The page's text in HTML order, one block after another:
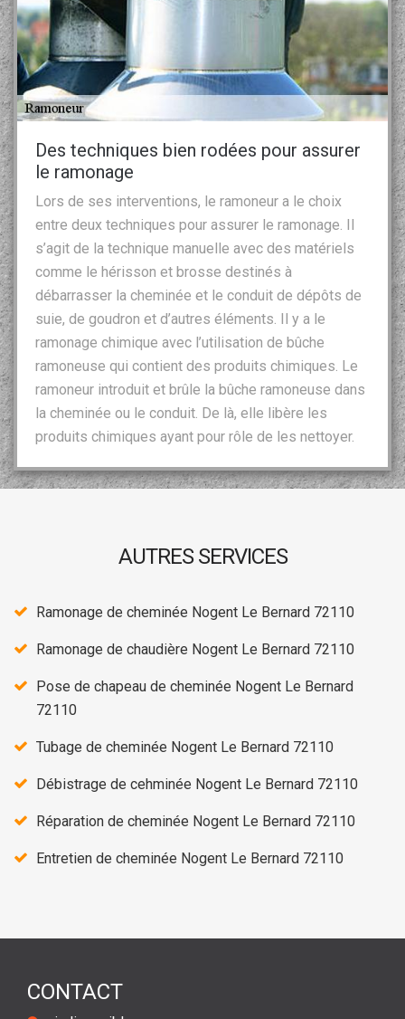
Des techniques bien rodées pour assurer
le ramonage
Lors de ses interventions, le ramoneur a le choix
entre deux techniques pour assurer le ramonage. Il
s’agit de la technique manuelle avec des matériels
comme le hérisson et brosse destinés à
débarrasser la cheminée et le conduit de dépôts de
suie, de goudron et d’autres éléments. Il y a le
ramonage chimique avec l’utilisation de bûche
ramoneuse qui contient des produits chimiques. Le
ramoneur introduit et brûle la bûche ramoneuse dans
la cheminée ou le conduit. De là, elle libère les
produits chimiques ayant pour rôle de les nettoyer.
AUTRES SERVICES
Ramonage de cheminée Nogent Le Bernard 72110
Ramonage de chaudière Nogent Le Bernard 72110
Pose de chapeau de cheminée Nogent Le Bernard
72110
Tubage de cheminée Nogent Le Bernard 72110
Débistrage de cehminée Nogent Le Bernard 72110
Réparation de cheminée Nogent Le Bernard 72110
Entretien de cheminée Nogent Le Bernard 72110
CONTACT